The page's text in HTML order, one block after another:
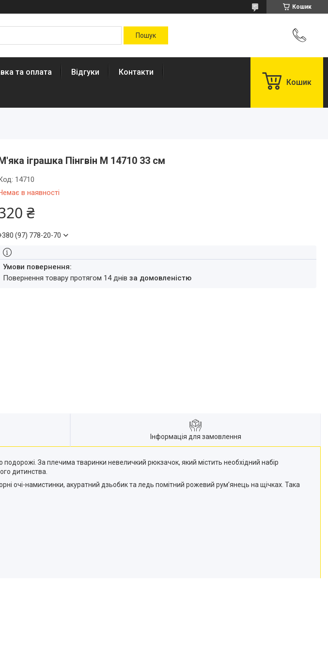
Кошик
та оплата Відгуки Контакти
Кошик
іграшка Пінгвін M 14710 33 см
в наявності
14710
₴
(97) 778-20-70
повернення товару протягом 14 днів за домовленістю
Інформація для замовлення
За плечима тваринки невеличкий рюкзачок, який містить необхідний набір
дитинства.
очі-намистинки, акуратний дзьобик та ледь помітний рожевий рум’янець на щічках. Така